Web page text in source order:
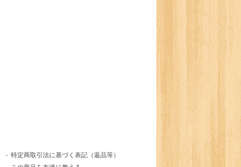
特定商取引法に基づく表記（返品等）